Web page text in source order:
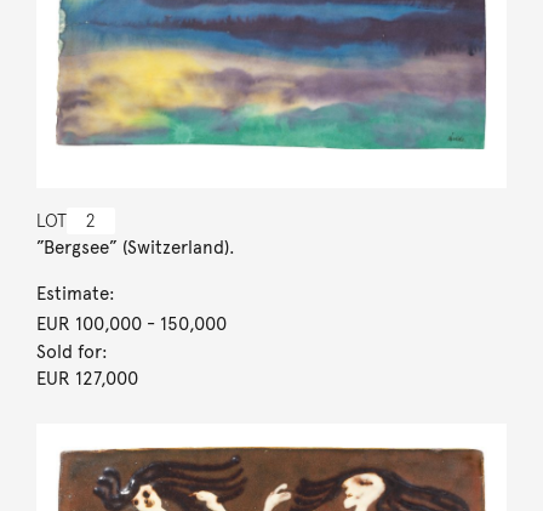
LOT 2
”Bergsee” (Switzerland).
Estimate:
EUR 100,000- 150,000
Sold for:
EUR 127,000